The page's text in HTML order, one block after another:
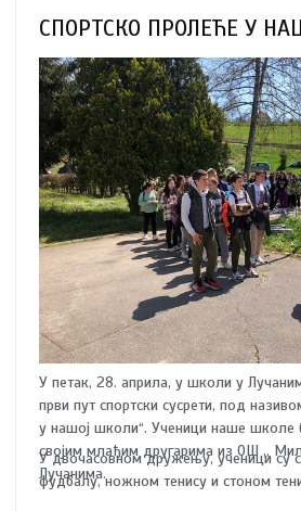
СПОРТСКО ПРОЛЕЋЕ У
У петак, 28. априла, у школи у
први пут спортски сусрети, под
у нашој школи“. Ученици наше школе
својим млађим другарима из ОШ ,,
Лучанима.
У двочасовном дружењу, ученици су
фудбалу, ножном тенису и стоном